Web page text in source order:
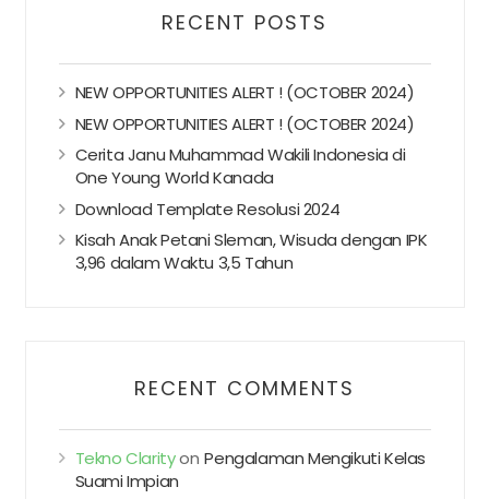
RECENT POSTS
NEW OPPORTUNITIES ALERT ! (OCTOBER 2024)
NEW OPPORTUNITIES ALERT ! (OCTOBER 2024)
Cerita Janu Muhammad Wakili Indonesia di
One Young World Kanada
Download Template Resolusi 2024
Kisah Anak Petani Sleman, Wisuda dengan IPK
3,96 dalam Waktu 3,5 Tahun
RECENT COMMENTS
Tekno ClarityonPengalaman Mengikuti Kelas
Suami Impian